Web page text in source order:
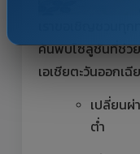
ค้นพบโซลูชันที่ช่วย
เอเชียตะวันออกเฉี
เปลี่ยนผ่
ต่ำ